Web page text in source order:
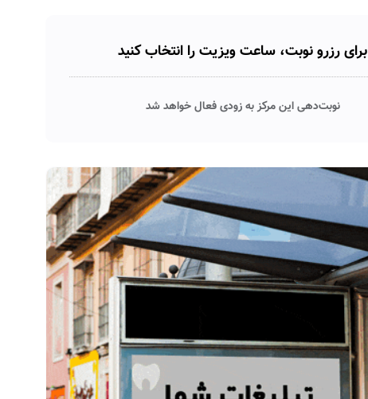
برای رزرو نوبت، ساعت ویزیت را انتخاب کنید
نوبت‌دهی این مرکز به زودی فعال خواهد شد